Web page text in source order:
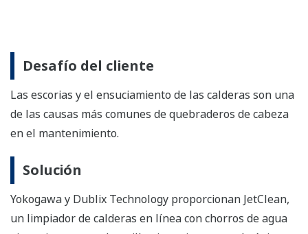
Desafío del cliente
Las escorias y el ensuciamiento de las calderas son una
de las causas más comunes de quebraderos de cabeza
en el mantenimiento.
Solución
Yokogawa y Dublix Technology proporcionan JetClean,
un limpiador de calderas en línea con chorros de agua